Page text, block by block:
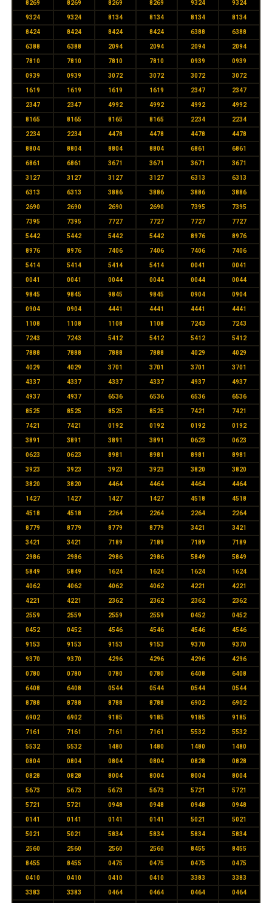
8269 8269 8269 8269 9324 9324
9324 9324 8134 8134 8134 8134
8424 8424 8424 8424 6388 6388
6388 6388 2094 2094 2094 2094
7810 7810 7810 7810 0939 0939
0939 0939 3072 3072 3072 3072
1619 1619 1619 1619 2347 2347
2347 2347 4992 4992 4992 4992
8165 8165 8165 8165 2234 2234
2234 2234 4478 4478 4478 4478
8804 8804 8804 8804 6861 6861
6861 6861 3671 3671 3671 3671
3127 3127 3127 3127 6313 6313
6313 6313 3886 3886 3886 3886
2690 2690 2690 2690 7395 7395
7395 7395 7727 7727 7727 7727
5442 5442 5442 5442 8976 8976
8976 8976 7406 7406 7406 7406
5414 5414 5414 5414 0041 0041
0041 0041 0044 0044 0044 0044
9845 9845 9845 9845 0904 0904
0904 0904 4441 4441 4441 4441
1108 1108 1108 1108 7243 7243
7243 7243 5412 5412 5412 5412
7888 7888 7888 7888 4029 4029
4029 4029 3701 3701 3701 3701
4337 4337 4337 4337 4937 4937
4937 4937 6536 6536 6536 6536
8525 8525 8525 8525 7421 7421
7421 7421 0192 0192 0192 0192
3891 3891 3891 3891 0623 0623
0623 0623 8981 8981 8981 8981
3923 3923 3923 3923 3820 3820
3820 3820 4464 4464 4464 4464
1427 1427 1427 1427 4518 4518
4518 4518 2264 2264 2264 2264
8779 8779 8779 8779 3421 3421
3421 3421 7189 7189 7189 7189
2986 2986 2986 2986 5849 5849
5849 5849 1624 1624 1624 1624
4062 4062 4062 4062 4221 4221
4221 4221 2362 2362 2362 2362
2559 2559 2559 2559 0452 0452
0452 0452 4546 4546 4546 4546
9153 9153 9153 9153 9370 9370
9370 9370 4296 4296 4296 4296
0780 0780 0780 0780 6408 6408
6408 6408 0544 0544 0544 0544
8788 8788 8788 8788 6902 6902
6902 6902 9185 9185 9185 9185
7161 7161 7161 7161 5532 5532
5532 5532 1480 1480 1480 1480
0804 0804 0804 0804 0828 0828
0828 0828 8004 8004 8004 8004
5673 5673 5673 5673 5721 5721
5721 5721 0948 0948 0948 0948
0141 0141 0141 0141 5021 5021
5021 5021 5834 5834 5834 5834
2560 2560 2560 2560 8455 8455
8455 8455 0475 0475 0475 0475
0410 0410 0410 0410 3383 3383
3383 3383 0464 0464 0464 0464